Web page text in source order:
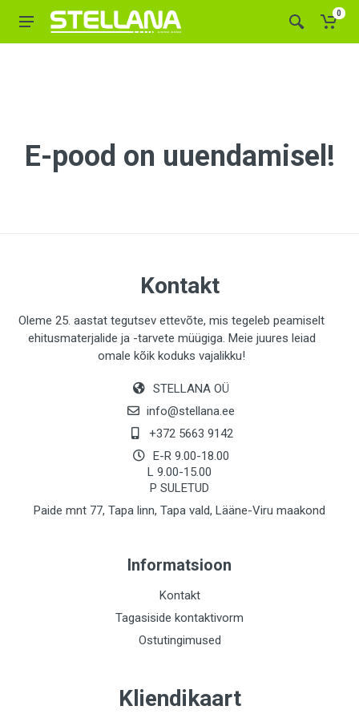
0
E-pood on uuendamisel!
Kontakt
Oleme 25. aastat tegutsev ettevõte, mis tegeleb peamiselt
ehitusmaterjalide ja -tarvete müügiga. Meie juures leiad
omale kõik koduks vajalikku!
STELLANA OÜ
info@stellana.ee
+372 5663 9142
E-R 9.00-18.00
L 9.00-15.00
P SULETUD
Paide mnt 77, Tapa linn, Tapa vald, Lääne-Viru maakond
Informatsioon
Kontakt
Tagasiside kontaktivorm
Ostutingimused
Kliendikaart